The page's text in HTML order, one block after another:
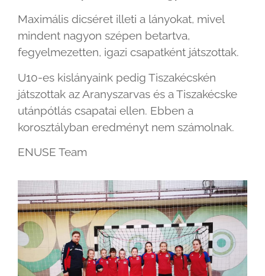
Maximális dicséret illeti a lányokat, mivel
mindent nagyon szépen betartva,
fegyelmezetten, igazi csapatként játszottak.
U10-es kislányaink pedig Tiszakécskén
játszottak az Aranyszarvas és a Tiszakécske
utánpótlás csapatai ellen. Ebben a
korosztályban eredményt nem számolnak.
ENUSE Team